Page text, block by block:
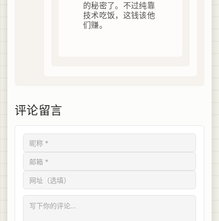
的秘密了。不过纯靠
技术吃饭，这钱该他
们赚。
评论留言